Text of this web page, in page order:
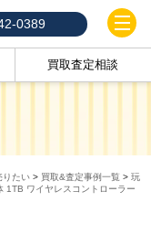
0389
買取査定相談
りたい> 買取&査定事例一覧 > 玩
1TB ワイヤレスコントローラー